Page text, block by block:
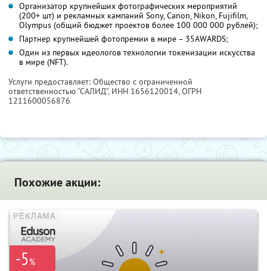
Организатор крупнейших фотографических мероприятий
(200+ шт) и рекламных кампаний Sony, Canon, Nikon, Fujifilm,
Olympus (общий бюджет проектов более 100 000 000 рублей);
Партнер крупнейшей фотопремии в мире – 35AWARDS;
Один из первых идеологов технологии токенизации искусства
в мире (NFT).
Услуги предоставляет: Общество с ограниченной
ответственностью “САЛИД”, ИНН 1656120014, ОГРН
1211600056876
Похожие акции:
-5%